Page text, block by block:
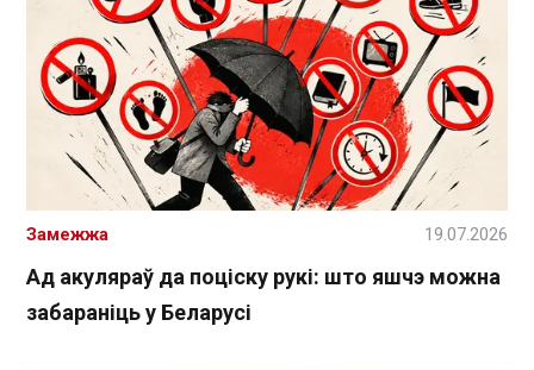
Ад акуляраў да поціску рукі: што яшчэ можна
забараніць у Беларусі
Замежжа 19.07.2026